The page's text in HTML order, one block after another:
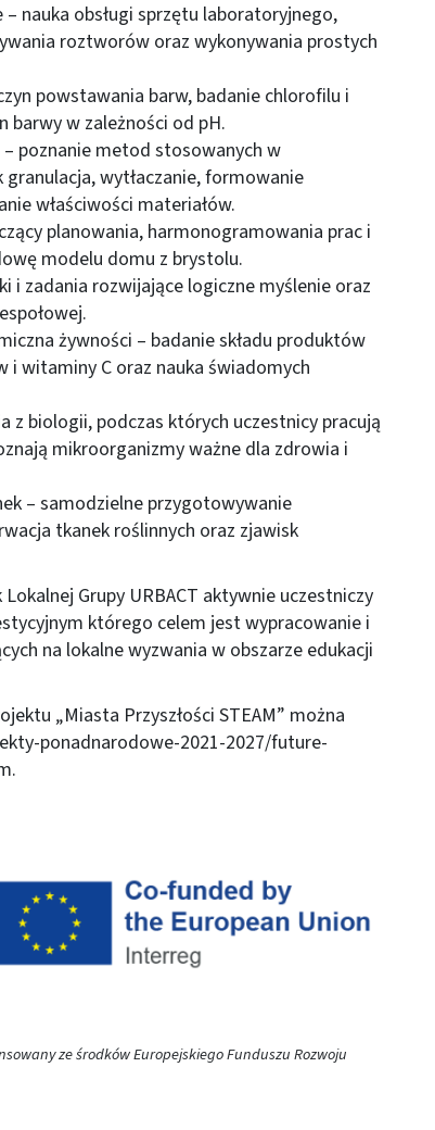
nauka obsługi sprzętu laboratoryjnego,
roztworów oraz wykonywania prostych
powstawania barw, badanie chlorofilu i
barwy w zależności od pH.
poznanie metod stosowanych w
wytłaczanie, formowanie
właściwości materiałów.
planowania, harmonogramowania prac i
modelu domu z brystolu.
i zadania rozwijające logiczne myślenie oraz
żywności – badanie składu produktów
i witaminy C oraz nauka świadomych
z biologii, podczas których uczestnicy pracują
mikroorganizmy ważne dla zdrowia i
– samodzielne przygotowywanie
tkanek roślinnych oraz zjawisk
Grupy URBACT aktywnie uczestniczy
którego celem jest wypracowanie i
na lokalne wyzwania w obszarze edukacji
„Miasta Przyszłości STEAM” można
ponadnarodowe-2021-2027/future-
.
ze środków Europejskiego Funduszu Rozwoju